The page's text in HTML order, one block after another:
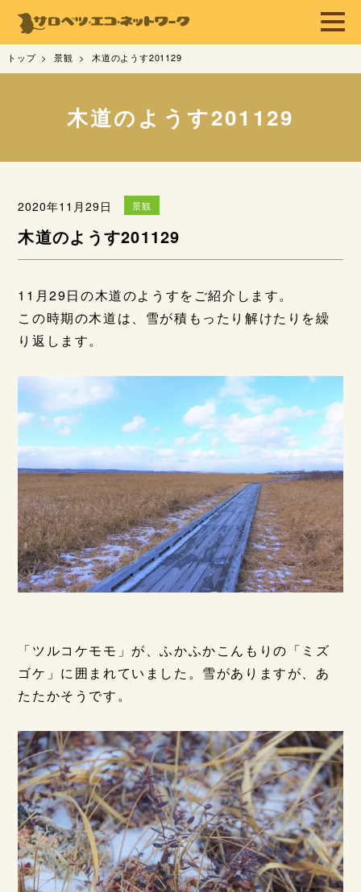
トップ 景観 木道のようす201129
木道のようす201129
2020年11月29日 景観
木道のようす201129
11月29日の木道のようすをご紹介します。
この時期の木道は、雪が積もったり解けたりを繰
り返します。
「ツルコケモモ」が、ふかふかこんもりの「ミズ
ゴケ」に囲まれていました。雪がありますが、あ
たたかそうです。